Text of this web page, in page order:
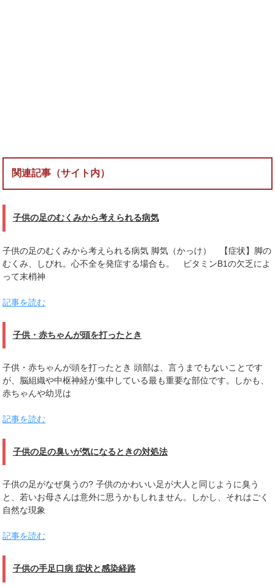
関連記事（サイト内）
子供の足のむくみから考えられる病気
子供の足のむくみから考えられる病気 脚気（かっけ） 【症状】脚の
むくみ、しびれ。心不全を発症する場合も。 ビタミンB1の欠乏によ
って末梢神
記事を読む
子供・赤ちゃんが頭を打ったとき
子供・赤ちゃんが頭を打ったとき 頭部は、言うまでもないことです
が、脳組織や中枢神経が集中している最も重要な部位です。しかも、
赤ちゃんや幼児は
記事を読む
子供の足の臭いが気になるときの対処法
子供の足がなぜ臭うの? 子供のかわいい足が大人と同じように臭う
と、若いお母さんは意外に思うかもしれません。しかし、それはごく
自然な現象
記事を読む
子供の手足口病 症状と感染経路